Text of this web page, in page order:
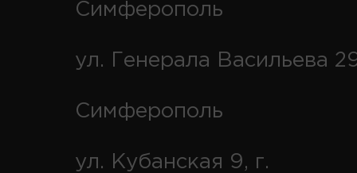
Симферополь
ул. Генерала Васильева
Симферополь
ул. Кубанская 9, г.